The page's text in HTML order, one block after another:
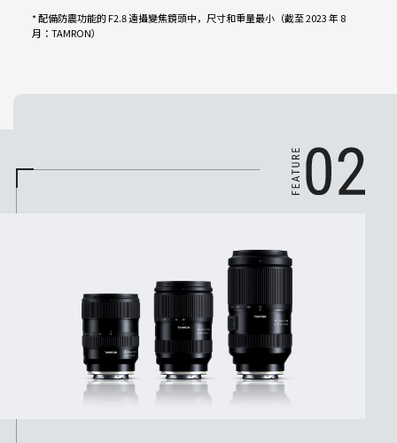
* 配備防震功能的 F2.8 遠攝變焦鏡頭中，尺寸和重量最小（截至 2023 年 8
月：TAMRON）